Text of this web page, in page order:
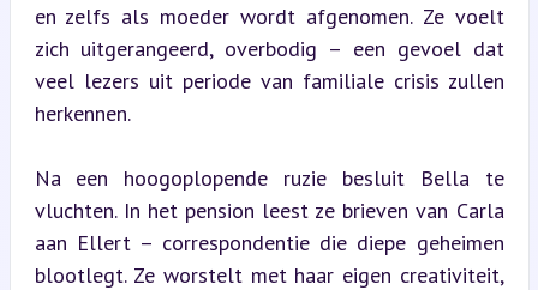
en zelfs als moeder wordt afgenomen. Ze voelt
zich uitgerangeerd, overbodig – een gevoel dat
veel lezers uit periode van familiale crisis zullen
herkennen.
Na een hoogoplopende ruzie besluit Bella te
vluchten. In het pension leest ze brieven van Carla
aan Ellert – correspondentie die diepe geheimen
blootlegt. Ze worstelt met haar eigen creativiteit,